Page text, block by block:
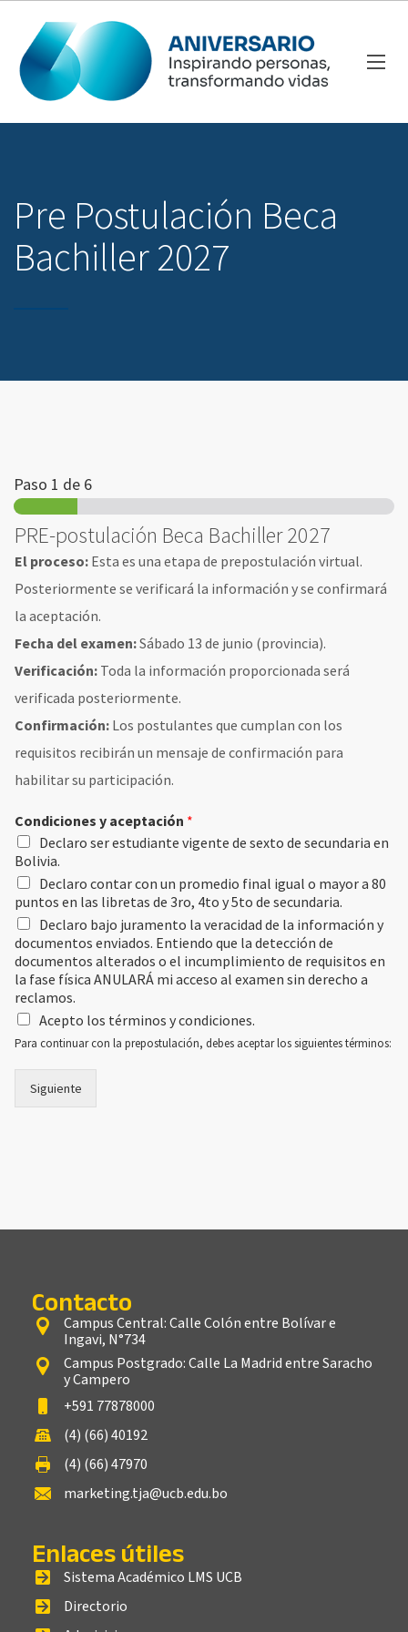
Pre Postulación Beca
Bachiller 2027
Paso 1 de 6
PRE-postulación Beca Bachiller 2027
El proceso: Esta es una etapa de prepostulación virtual.
Posteriormente se verificará la información y se confirmará
la aceptación.
Fecha del examen:Sábado 13 de junio (provincia).
Verificación: Toda la información proporcionada será
verificada posteriormente.
Confirmación: Los postulantes que cumplan con los
requisitos recibirán un mensaje de confirmación para
habilitar su participación.
Condiciones y aceptación *
Declaro ser estudiante vigente de sexto de secundaria en
Bolivia.
Declaro contar con un promedio final igual o mayor a 80
puntos en las libretas de 3ro, 4to y 5to de secundaria.
Declaro bajo juramento la veracidad de la información y
documentos enviados. Entiendo que la detección de
documentos alterados o el incumplimiento de requisitos en
la fase física ANULARÁ mi acceso al examen sin derecho a
reclamos.
Acepto los términos y condiciones.
Para continuar con la prepostulación, debes aceptar los siguientes términos:
Siguiente
Contacto
Campus Central: Calle Colón entre Bolívar e
Ingavi, N°734
Campus Postgrado: Calle La Madrid entre Saracho
y Campero
+591 77878000
(4) (66) 40192
(4) (66) 47970
marketing.tja@ucb.edu.bo
Enlaces útiles
Sistema Académico LMS UCB
Directorio